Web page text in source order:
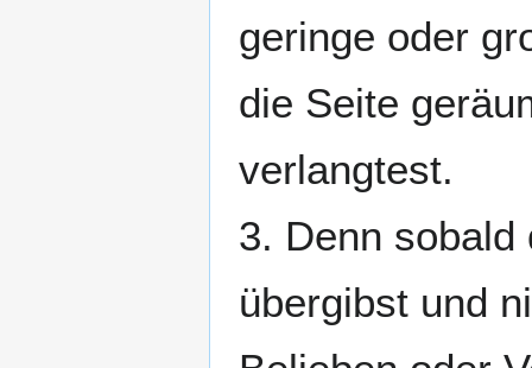
geringe oder
die Seite
verlangtest.
3. Denn
übergibst und